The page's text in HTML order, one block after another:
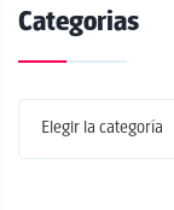
Categorias
Elegir la categoría